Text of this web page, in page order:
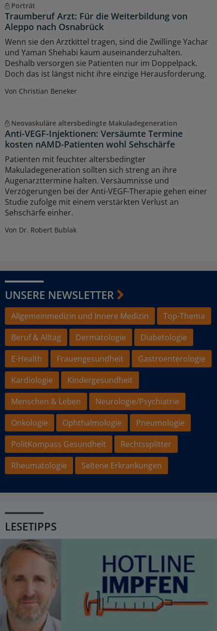
Porträt
Traumberuf Arzt: Für die Weiterbildung von
Aleppo nach Osnabrück
Wenn sie den Arztkittel tragen, sind die Zwillinge Yachar
und Yaman Shehabi kaum auseinanderzuhalten.
Deshalb versorgen sie Patienten nur im Doppelpack.
Doch das ist längst nicht ihre einzige Herausforderung.
Von Christian Beneker
Neovaskuläre altersbedingte Makuladegeneration
Anti-VEGF-Injektionen: Versäumte Termine
kosten nAMD-Patienten wohl Sehschärfe
Patienten mit feuchter altersbedingter
Makuladegeneration sollten sich streng an ihre
Augenarzttermine halten. Versäumnisse und
Verzögerungen bei der Anti-VEGF-Therapie gehen einer
Studie zufolge mit einem verstärkten Verlust an
Sehschärfe einher.
Von Dr. Robert Bublak
UNSERE NEWSLETTER
Allgemeinmedizin und Innere Medizin
Top-Thema
Beruf & Alltag
Dermatologie
Diabetologie
E-Health
Frauengesundheit
Gastroenterologie
Kardiologie
Kindergesundheit
Menschen & Leben
Neurologie/Psychiatrie
Onkologie
Ophthalmologie
Pneumologie
PolitKompass Gesundheit
Rechtssplitter
Rheumatologie
Seltene Erkrankungen
LESETIPPS